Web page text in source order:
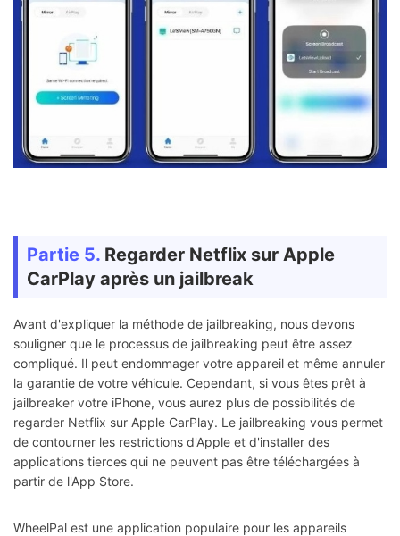
Partie 5. Regarder Netflix sur Apple
CarPlay après un jailbreak
Avant d'expliquer la méthode de jailbreaking, nous devons
souligner que le processus de jailbreaking peut être assez
compliqué. Il peut endommager votre appareil et même annuler
la garantie de votre véhicule. Cependant, si vous êtes prêt à
jailbreaker votre iPhone, vous aurez plus de possibilités de
regarder Netflix sur Apple CarPlay. Le jailbreaking vous permet
de contourner les restrictions d'Apple et d'installer des
applications tierces qui ne peuvent pas être téléchargées à
partir de l'App Store.
WheelPal est une application populaire pour les appareils